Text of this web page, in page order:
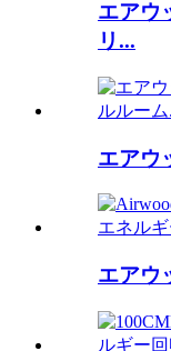
エアウ
リ...
エアウ
エアウ